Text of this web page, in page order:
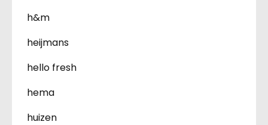
h&m
heijmans
hello fresh
hema
huizen